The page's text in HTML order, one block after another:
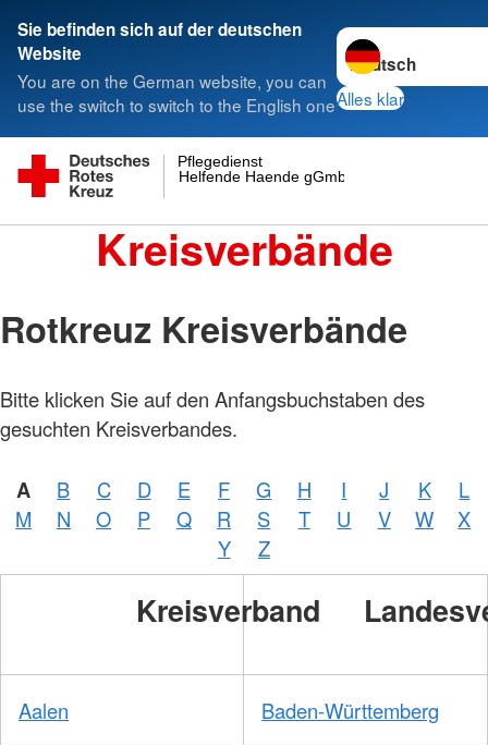
Sie befinden sich auf der deutschen
Website
You are on the German website, you can
use the switch to switch to the English one
Sprache wechseln
Alles klar
Helfende Haende gGmbH
Pflegedienst
Kreisverbände
Rotkreuz Kreisverbände
Bitte klicken Sie auf den Anfangsbuchstaben des
gesuchten Kreisverbandes.
A B C D E F G H I J K
L
M
N O P Q R S T U V W
X
Y
Z
Kreisverband
Aalen Baden-Württemberg